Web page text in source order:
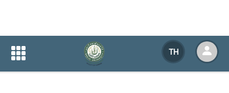
TH
ปฏิทินกิจกรรมของหน่วยงาน
ปฏิทินกิจกรรมของหน่วยงาน